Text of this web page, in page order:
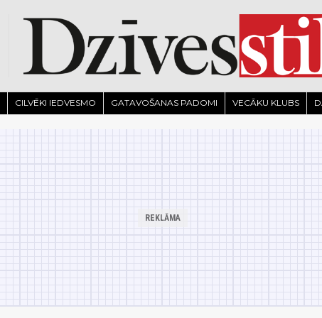
CILVĒKI IEDVESMO GATAVOŠANAS PADOMI VECĀKU KLUBS